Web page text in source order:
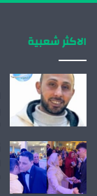
الاكثر شعبية